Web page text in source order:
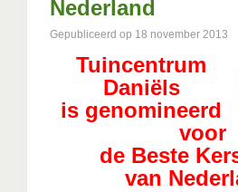
Nederland
Gepubliceerd op 18 november 2013
Tuincentrum
Daniëls
is genomineerd
voor
de Beste
van